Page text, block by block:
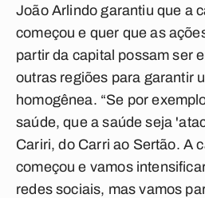
João Arlindo garantiu que a
começou e quer que as
partir da capital possam ser
outras regiões para garantir
homogênea. “Se por
saúde, que a saúde seja
Cariri, do Carri ao Sertão. A
começou e vamos
redes sociais, mas vamos